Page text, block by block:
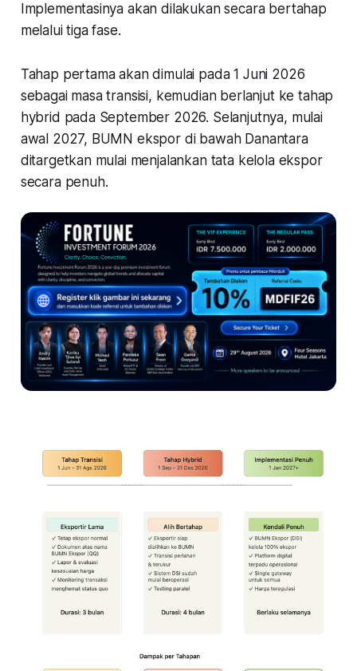
Implementasinya akan dilakukan secara bertahap
melalui tiga fase.
Tahap pertama akan dimulai pada 1 Juni 2026
sebagai masa transisi, kemudian berlanjut ke tahap
hybrid pada September 2026. Selanjutnya, mulai
awal 2027, BUMN ekspor di bawah Danantara
ditargetkan mulai menjalankan tata kelola ekspor
secara penuh.